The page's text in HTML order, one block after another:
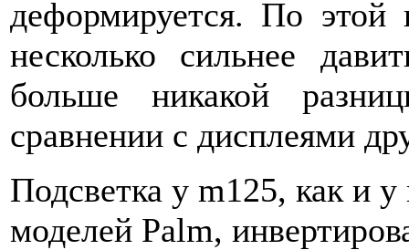
деформируется. По этой
несколько сильнее
больше никакой
сравнении с дисплеями
Подсветка у m125, как и
моделей Palm,